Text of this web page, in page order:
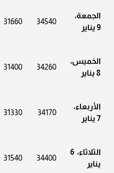
الجمعة،
9 يناير
34540
31660
الخميس،
8 يناير
34260
31400
الأربعاء،
7 يناير
34170
31330
الثلاثاء، 6
يناير
34400
31540